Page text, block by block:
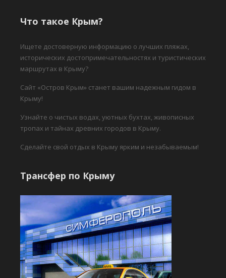
Что такое Крым?
Ищете достоверную информацию о лучших пляжах,
исторических достопримечательностях и туристических
маршрутах в Крыму?
Сайт «Остров Крым» станет вашим надежным гидом в
Крыму!
Узнайте о чистых водах, уютных бухтах, живописных
тропах и тайнах древних городов в Крыму.
Сделайте свой отдых в Крыму ярким и незабываемым!
Трансфер по Крыму